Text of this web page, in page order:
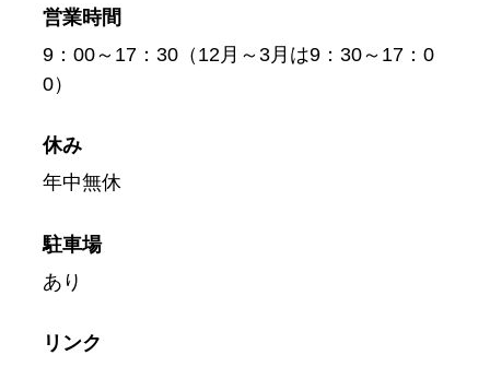
営業時間
9：00～17：30（12月～3月は9：30～17：0
0）
休み
年中無休
駐車場
あり
リンク